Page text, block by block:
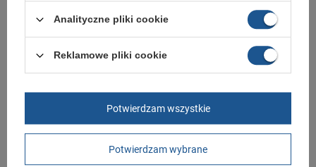
Zobacz również
Buty sportowe Puma Gravition [383204 02]
229,00 zł / szt.
Puma Suede XL Hairy buty sneakersy skóra
modne brązowe
219,00 zł / szt.
Puma buty męskie sportowe turfy Future 8 Play
Analityczne pliki cookie
Reklamowe pliki cookie
Potwierdzam wybrane
Potwierdzam wszystkie